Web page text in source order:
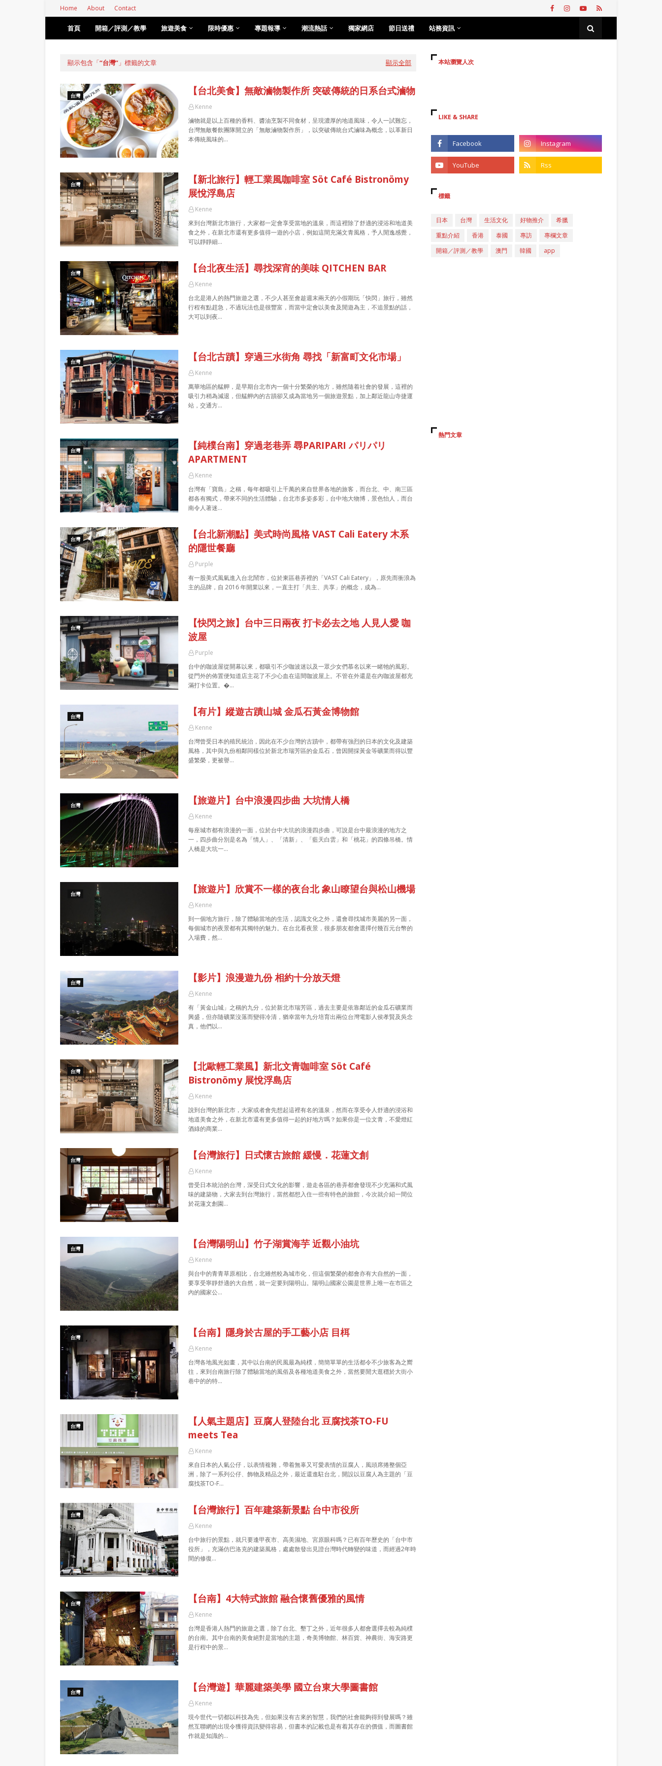
Home About Contact
首頁 開箱／評測／教學 旅遊美食 限時優惠 專題報導 潮流熱話 獨家網店 節日送禮 站務資訊
顯示包含「 台灣 」標籤的文章 顯示全部
台灣 【台北美食】無敵滷物製作所 突破傳統的日系台式滷物
Kenne
滷物就是以上百種的香料、醬油烹製不同食材，呈現濃厚的地道風味，令人一試難忘，
台灣無敵餐飲團隊開立的「無敵滷物製作所」，以突破傳統台式滷味為概念，以革新日
本傳統風味的…
台灣
【新北旅行】輕工業風咖啡室 Söt Café Bistronömy
展悅浮島店
Kenne
來到台灣新北市旅行，大家都一定會享受當地的溫泉，而這裡除了舒適的浸浴和地道美
食之外，在新北市還有更多值得一遊的小店，例如這間充滿文青風格，予人閒逸感覺，
可以靜靜細…
台灣 【台北夜生活】尋找深宵的美味 QITCHEN BAR
Kenne
台北是港人的熱門旅遊之選，不少人甚至會趁週末兩天的小假期玩「快閃」旅行，雖然
行程有點趕急，不過玩法也是很豐富，而當中定會以美食及閒遊為主，不追景點的話，
大可以到夜…
台灣 【台北古蹟】穿過三水街角 尋找「新富町文化市場」
Kenne
萬華地區的艋舺，是早期台北市內一個十分繁榮的地方，雖然隨着社會的發展，這裡的
吸引力稍為減退，但艋舺內的古蹟卻又成為當地另一個旅遊景點，加上鄰近龍山寺捷運
站，交通方…
台灣
【純樸台南】穿過老巷弄 尋PARIPARI パリパリ
APARTMENT
Kenne
台灣有「寶島」之稱，每年都吸引上千萬的來自世界各地的旅客，而台北、中、南三區
都各有獨式，帶來不同的生活體驗，台北市多姿多彩，台中地大物博，景色怡人，而台
南令人著迷…
台灣
【台北新潮點】美式時尚風格 VAST Cali Eatery 木系
的隱世餐廳
Purple
有一股美式風氣進入台北鬧市，位於東區巷弄裡的「VAST Cali Eatery」，原先而衝浪為
主的品牌，自 2016 年開業以來，一直主打「共主、共享」的概念，成為…
台灣
【快閃之旅】台中三日兩夜 打卡必去之地 人見人愛 咖
波屋
Purple
台中的咖波屋從開幕以來，都吸引不少咖波迷以及一眾少女們慕名以來一睹牠的風彩。
從門外的佈置便知道店主花了不少心血在這間咖波屋上。不管在外還是在內咖波屋都充
滿打卡位置。�…
台灣 【有片】縱遊古蹟山城 金瓜石黃金博物館
Kenne
台灣曾受日本的殖民統治，因此在不少台灣的古蹟中，都帶有強烈的日本的文化及建築
風格，其中與九份相鄰同樣位於新北市瑞芳區的金瓜石，曾因開採黃金等礦業而得以豐
盛繁榮，更被譽…
台灣 【旅遊片】台中浪漫四步曲 大坑情人橋
Kenne
每座城市都有浪漫的一面，位於台中大坑的浪漫四步曲，可說是台中最浪漫的地方之
一，四步曲分別是名為「情人」、「清新」、「藍天白雲」和「桃花」的四條吊橋。情
人橋是大坑一…
台灣 【旅遊片】欣賞不一樣的夜台北 象山瞭望台與松山機場
Kenne
到一個地方旅行，除了體驗當地的生活，認識文化之外，還會尋找城市美麗的另一面，
每個城市的夜景都有其獨特的魅力。在台北看夜景，很多朋友都會選擇付幾百元台幣的
入場費，然…
台灣 【影片】浪漫遊九份 相約十分放天燈
Kenne
有「黃金山城」之稱的九分，位於新北市瑞芳區，過去主要是依靠鄰近的金瓜石礦業而
興盛，但亦隨礦業沒落而變得冷清，猶幸當年九分培育出兩位台灣電影人侯孝賢及吳念
真，他們以…
台灣
【北歐輕工業風】新北文青咖啡室 Söt Café
Bistronömy 展悅浮島店
Kenne
說到台灣的新北市，大家或者會先想起這裡有名的溫泉，然而在享受令人舒適的浸浴和
地道美食之外，在新北市還有更多值得一起的好地方嗎？如果你是一位文青，不愛燈紅
酒綠的商業…
台灣 【台灣旅行】日式懷古旅館 緩慢．花蓮文創
Kenne
曾受日本統治的台灣，深受日式文化的影響，遊走各區的巷弄都會發現不少充滿和式風
味的建築物，大家去到台灣旅行，當然都想入住一些有特色的旅館，今次就介紹一間位
於花蓮文創園…
台灣 【台灣陽明山】竹子湖賞海芋 近觀小油坑
Kenne
與台中的青青草原相比，台北雖然較為城市化，但這個繁榮的都會亦有大自然的一面，
要享受寧靜舒適的大自然，就一定要到陽明山。陽明山國家公園是世界上唯一在市區之
內的國家公…
台灣 【台南】隱身於古屋的手工藝小店 目栮
Kenne
台灣各地風光如畫，其中以台南的民風最為純樸，簡簡單單的生活都令不少旅客為之嚮
往，來到台南旅行除了體驗當地的風俗及各種地道美食之外，當然要閒大逛穩於大街小
巷中的的特…
台灣
【人氣主題店】豆腐人登陸台北 豆腐找茶TO-FU
meets Tea
Kenne
來自日本的人氣公仔，以表情複雜，帶着無辜又可愛表情的豆腐人，風頭席捲整個亞
洲，除了一系列公仔、飾物及精品之外，最近還進駐台北，開設以豆腐人為主題的「豆
腐找茶TO-F…
台灣 【台灣旅行】百年建築新景點 台中市役所
Kenne
台中旅行的景點，就只要逢甲夜市、高美濕地、宮原眼科嗎？已有百年歷史的「台中市
役所」，充滿仿巴洛克的建築風格，處處散發出見證台灣時代轉變的味道，而經過2年時
間的修復…
台灣 【台南】4大特式旅館 融合懷舊優雅的風情
Kenne
台灣是香港人熱門的旅遊之選，除了台北、墾丁之外，近年很多人都會選擇去較為純樸
的台南。其中台南的美食絕對是當地的主題，奇美博物館、林百貨、神農街、海安路更
是行程中的景…
台灣 【台灣遊】華麗建築美學 國立台東大學圖書館
Kenne
現今世代一切都以科技為先，但如果沒有古來的智慧，我們的社會能夠得到發展嗎？雖
然互聯網的出現令獲得資訊變得容易，但書本的記載也是有着其存在的價值，而圖書館
作就是知識的…
本站瀏覽人次
LIKE & SHARE
標籤
日本 台灣 生活文化 好物推介
希臘
重點介紹
香港 泰國 專訪
專欄文章
開箱／評測／教學
澳門 韓國 app
熱門文章